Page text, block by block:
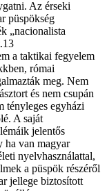
Az érseki
püspökség
„nacionalista
a taktikai fegyelem
római
meg. Nem
és nem csupán
tényleges egyházi
A saját
jelentős
ha van magyar
nyelvhasználattal,
a püspök részéről
jellege biztosított